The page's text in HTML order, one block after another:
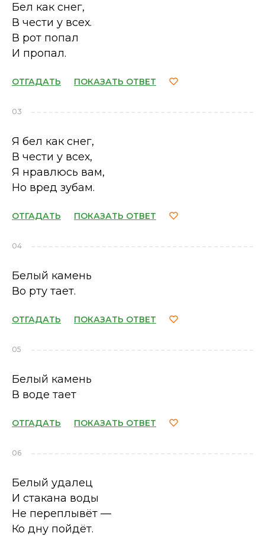
Бел как снег,
В чести у всех.
В рот попал
И пропал.
ОТГАДАТЬ ПОКАЗАТЬ ОТВЕТ
03
Я бел как снег,
В чести у всех,
Я нравлюсь вам,
Но вред зубам.
ОТГАДАТЬ ПОКАЗАТЬ ОТВЕТ
04
Белый камень
Во рту тает.
ОТГАДАТЬ ПОКАЗАТЬ ОТВЕТ
05
Белый камень
В воде тает
ОТГАДАТЬ ПОКАЗАТЬ ОТВЕТ
06
Белый удалец
И стакана воды
Не переплывёт —
Ко дну пойдёт.